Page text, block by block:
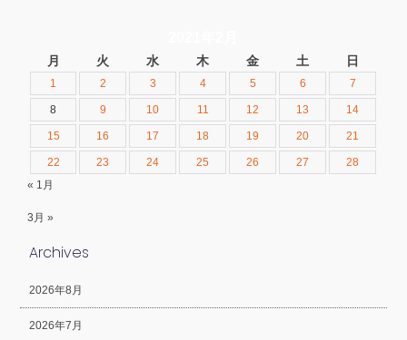
月 火 水 木 金 土 日
1 2 3 4 5 6 7
8 9 10 11 12 13 14
15 16 17 18 19 20 21
22 23 24 25 26 27
28
« 1月
3月 »
Archives
2026年8月
2026年7月